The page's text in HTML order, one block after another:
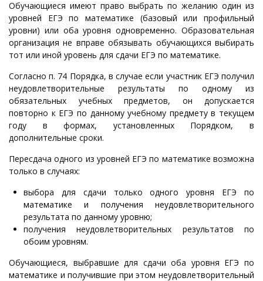
Обучающиеся имеют право выбрать по желанию один из
уровней ЕГЭ по математике (базовый или профильный
уровни) или оба уровня одновременно. Образовательная
организация не вправе обязывать обучающихся выбирать
тот или иной уровень для сдачи ЕГЭ по математике.
Согласно п. 74 Порядка, в случае если участник ЕГЭ получил
неудовлетворительные результаты по одному из
обязательных учебных предметов, он допускается
повторно к ЕГЭ по данному учебному предмету в текущем
году в формах, установленных Порядком, в
дополнительные сроки.
Пересдача одного из уровней ЕГЭ по математике возможна
только в случаях:
выбора для сдачи только одного уровня ЕГЭ по
математике и получения неудовлетворительного
результата по данному уровню;
получения неудовлетворительных результатов по
обоим уровням.
Обучающиеся, выбравшие для сдачи оба уровня ЕГЭ по
математике и получившие при этом неудовлетворительный